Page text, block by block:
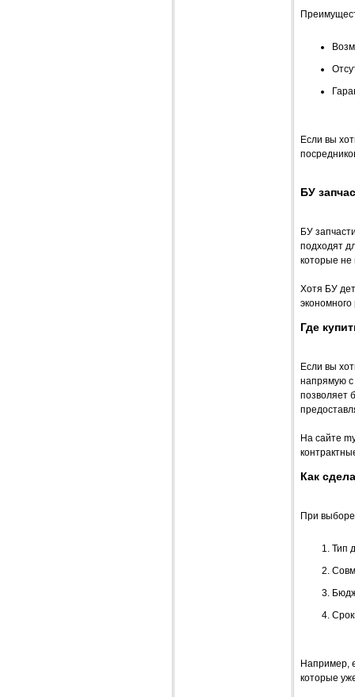
Если вы
БУ
БУ
подходят
которые не
Хотя БУ
Где
Если вы
напрямую с
позволяет
На сайте
Как
При выборе
Тип
Например,
которые